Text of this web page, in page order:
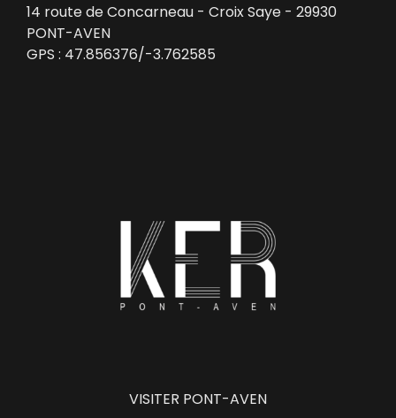
14 route de Concarneau - Croix Saye - 29930
PONT-AVEN
GPS : 47.856376/-3.762585
VISITER PONT-AVEN